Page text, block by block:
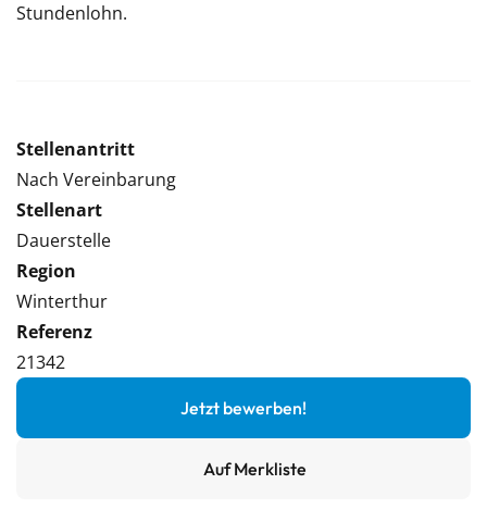
Stundenlohn.
Stellenantritt
Nach Vereinbarung
Stellenart
Dauerstelle
Region
Winterthur
Referenz
21342
Jetzt bewerben!
Auf Merkliste